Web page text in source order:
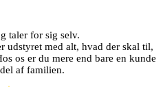
taler for sig selv.
udstyret med alt, hvad der skal til,
os er du mere end bare en kunde
af familien.